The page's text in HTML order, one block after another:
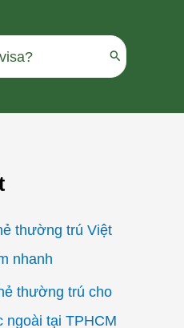
thường trú Việt
nhanh
thường trú cho
tại TPHCM